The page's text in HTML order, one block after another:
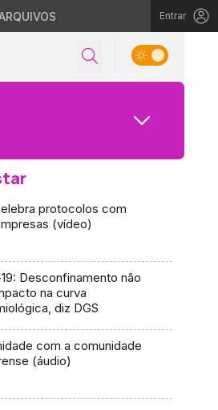
Entrar
protocolos com
(vídeo)
Desconfinamento não
na curva
diz DGS
com a comunidade
(áudio)